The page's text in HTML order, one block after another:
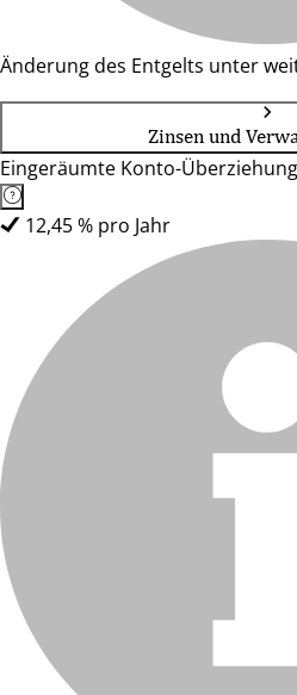
Änderung des Entgelts unter
Zinsen und
Eingeräumte Konto-
12,45 % pro Jahr